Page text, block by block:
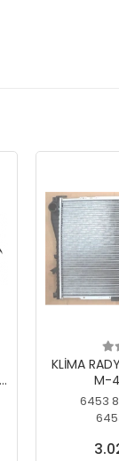
KLİMA
M-
6453 8